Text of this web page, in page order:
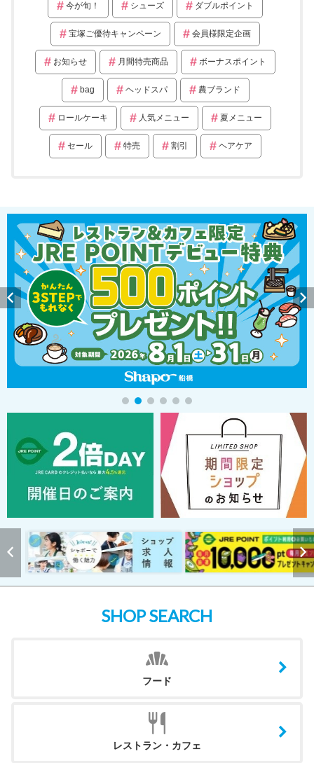
今が旬！ シューズ ダブルポイント
宝塚ご優待キャンペーン 会員様限定企画
お知らせ 月間特売商品 ボーナスポイント
bag ヘッドスパ 農ブランド
ロールケーキ 人気メニュー 夏メニュー
セール 特売 割引 ヘアケア
SHOP SEARCH
フード
レストラン・カフェ